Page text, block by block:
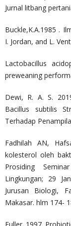
Jurnal litbang
Buckle,K.A.1985 .
I. Jordan, and L.
Lactobacillus
preweaning
Dewi, R. A. S.
Bacillus subtilis
Terhadap
Fadhilah AN,
kolesterol oleh
Prosiding
Lingkungan; 29
Jurusan Biologi,
Makasar. hlm 174-